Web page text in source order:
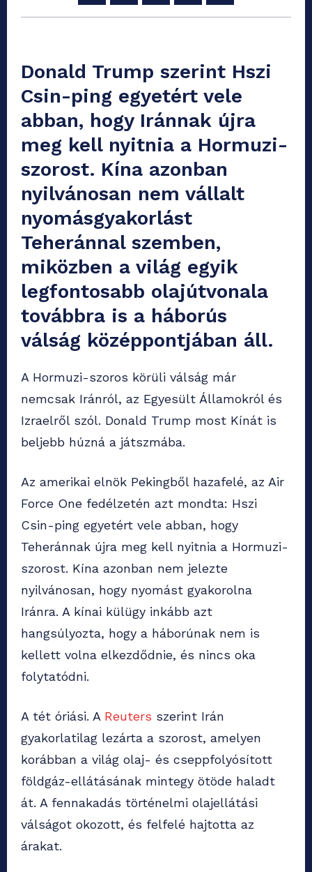
Donald Trump szerint Hszi
Csin-ping egyetért vele
abban, hogy Iránnak újra
meg kell nyitnia a Hormuzi-
szorost. Kína azonban
nyilvánosan nem vállalt
nyomásgyakorlást
Teheránnal szemben,
miközben a világ egyik
legfontosabb olajútvonala
továbbra is a háborús
válság középpontjában áll.
A Hormuzi-szoros körüli válság már
nemcsak Iránról, az Egyesült Államokról és
Izraelről szól. Donald Trump most Kínát is
beljebb húzná a játszmába.
Az amerikai elnök Pekingből hazafelé, az Air
Force One fedélzetén azt mondta: Hszi
Csin-ping egyetért vele abban, hogy
Teheránnak újra meg kell nyitnia a Hormuzi-
szorost. Kína azonban nem jelezte
nyilvánosan, hogy nyomást gyakorolna
Iránra. A kínai külügy inkább azt
hangsúlyozta, hogy a háborúnak nem is
kellett volna elkezdődnie, és nincs oka
folytatódni.
A tét óriási. A Reuters szerint Irán
gyakorlatilag lezárta a szorost, amelyen
korábban a világ olaj- és cseppfolyósított
földgáz-ellátásának mintegy ötöde haladt
át. A fennakadás történelmi olajellátási
válságot okozott, és felfelé hajtotta az
árakat.